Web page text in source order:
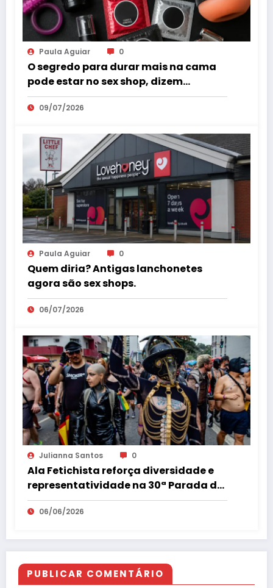
Paula Aguiar 0
O segredo para durar mais na cama
pode estar no sex shop, dizem
especialistas em saúde sexual
09/07/2026
Paula Aguiar 0
Quem diria? Antigas lanchonetes
agora são sex shops.
06/07/2026
Julianna Santos 0
Ala Fetichista reforça diversidade e
representatividade na 30ª Parada do
Orgulho LGBT+ de São Paulo
06/06/2026
PUBLICAR COMENTÁRIO